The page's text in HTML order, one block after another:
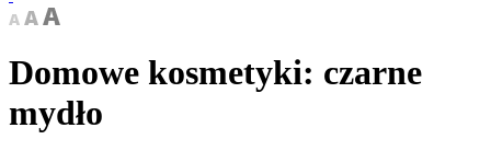
Domowe kosmetyki: czarne
mydło